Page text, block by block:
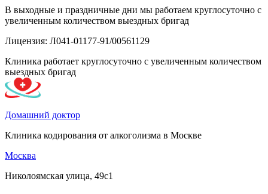
В выходные и праздничные дни мы работаем круглосуточно с
увеличенным количеством выездных бригад
Лицензия: Л041-01177-91/00561129
Клиника работает круглосуточно с увеличенным количеством
выездных бригад
Домашний доктор
Клиника кодирования от алкоголизма в Москве
Москва
Николоямская улица, 49с1